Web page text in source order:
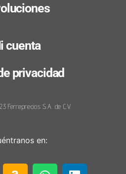
cuenta
privacidad
Ferreprecios S.A. de C.V.
en: